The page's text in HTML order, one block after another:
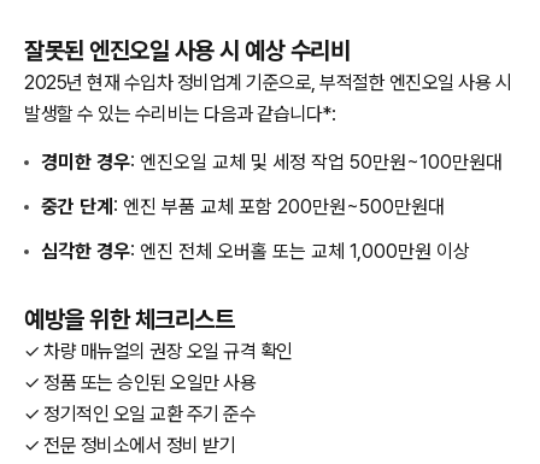
잘못된 엔진오일 사용 시 예상 수리비
2025년 현재 수입차 정비업계 기준으로, 부적절한 엔진오일 사용 시
발생할 수 있는 수리비는 다음과 같습니다*:
경미한 경우: 엔진오일 교체 및 세정 작업 50만원~100만원대
중간 단계 : 엔진 부품 교체 포함 200만원~500만원대
심각한 경우: 엔진 전체 오버홀 또는 교체 1,000만원 이상
예방을 위한 체크리스트
✓ 차량 매뉴얼의 권장 오일 규격 확인
✓ 정품 또는 승인된 오일만 사용
✓ 정기적인 오일 교환 주기 준수
✓ 전문 정비소에서 정비 받기